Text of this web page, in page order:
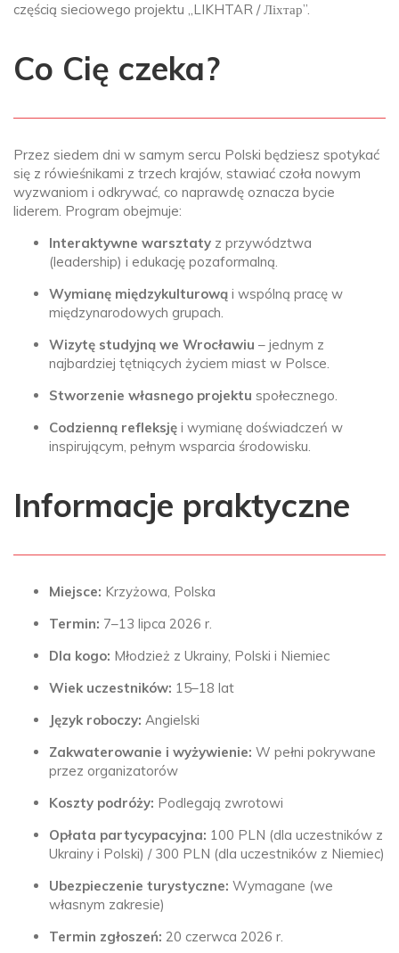
częścią sieciowego projektu „LIKHTAR / Ліхтар”.
Co Cię czeka?
Przez siedem dni w samym sercu Polski będziesz spotykać
się z rówieśnikami z trzech krajów, stawiać czoła nowym
wyzwaniom i odkrywać, co naprawdę oznacza bycie
liderem. Program obejmuje:
Interaktywne warsztaty z przywództwa
(leadership) i edukację pozaformalną.
Wymianę międzykulturową i wspólną pracę w
międzynarodowych grupach.
Wizytę studyjną we Wrocławiu – jednym z
najbardziej tętniących życiem miast w Polsce.
Stworzenie własnego projektu społecznego.
Codzienną refleksję i wymianę doświadczeń w
inspirującym, pełnym wsparcia środowisku.
Informacje praktyczne
Miejsce: Krzyżowa, Polska
Termin: 7–13 lipca 2026 r.
Dla kogo: Młodzież z Ukrainy, Polski i Niemiec
Wiek uczestników: 15–18 lat
Język roboczy: Angielski
Zakwaterowanie i wyżywienie: W pełni pokrywane
przez organizatorów
Koszty podróży: Podlegają zwrotowi
Opłata partycypacyjna: 100 PLN (dla uczestników z
Ukrainy i Polski) / 300 PLN (dla uczestników z Niemiec)
Ubezpieczenie turystyczne: Wymagane (we
własnym zakresie)
Termin zgłoszeń: 20 czerwca 2026 r.